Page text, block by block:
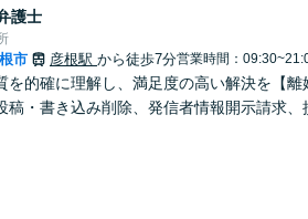
護士
市 彦根駅 から徒歩7分営業時間：
を的確に理解し、満足度の高い解決を【
稿・書き込み削除、発信者情報開示請求